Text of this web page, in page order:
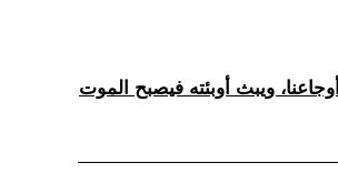
أوجاعنا، ويبث أوبئته فيصبح الموت